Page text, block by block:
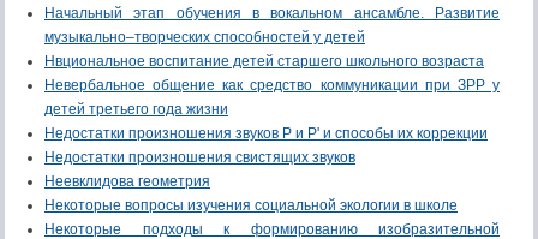
Начальный этап обучения в вокальном ансамбле. Развитие
музыкально–творческих способностей у детей
Нвциональное воспитание детей старшего школьного возраста
Невербальное общение как средство коммуникации при ЗРР у
детей третьего года жизни
Недостатки произношения звуков Р и Р' и способы их коррекции
Недостатки произношения свистящих звуков
Неевклидова геометрия
Некоторые вопросы изучения социальной экологии в школе
Некоторые подходы к формированию изобразительной